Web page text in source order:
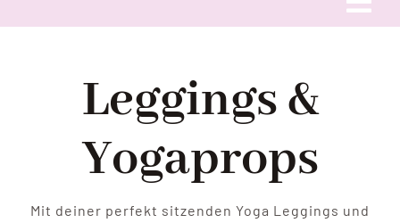
Leggings &
Yogaprops
Mit deiner perfekt sitzenden Yoga Leggings und